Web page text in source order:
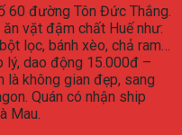
60 đường Tôn Đức Thắng.
vặt đậm chất Huế như:
lọc, bánh xèo, chả ram…
lý, dao động 15.000đ –
không gian đẹp, sang
Quán có nhận ship
Mau.